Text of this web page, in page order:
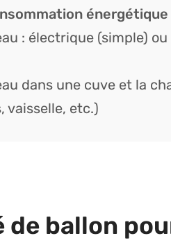
énergétique
: électrique (simple)
dans une cuve et la
vaisselle, etc.)
de ballon